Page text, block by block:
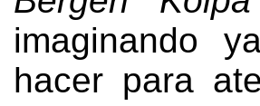
imaginando
hacer para